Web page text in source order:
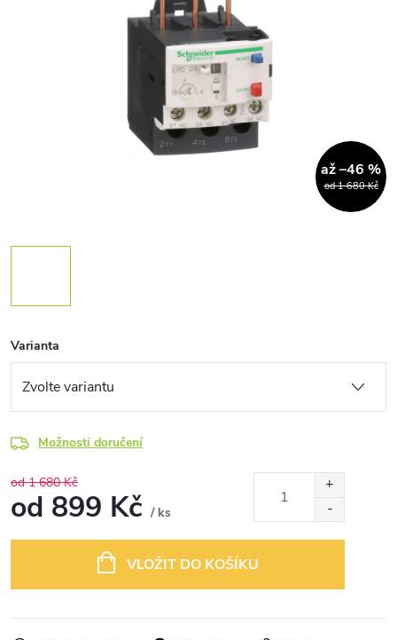
od 1 680 Kč
až –46 %
Varianta
Možnosti doručení
od 1 680 Kč
od 899 Kč / ks
VLOŽIT DO KOŠÍKU